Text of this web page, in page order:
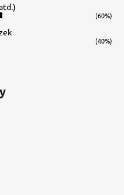
(60%)
(40%)